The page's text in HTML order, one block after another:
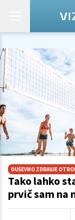
DUŠEVNO ZDRAVJE
Tako lahko
prvič sam na